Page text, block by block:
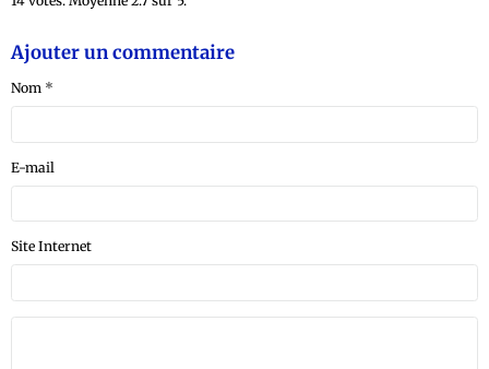
Ajouter un commentaire
Nom
E-mail
Site Internet